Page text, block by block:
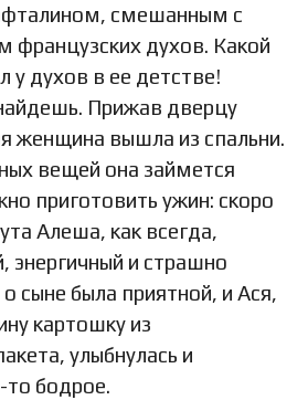
смешанным с
французских духов. Какой
у духов в ее детстве!
Прижав дверцу
женщина вышла из спальни.
вещей она займется
приготовить ужин: скоро
Алеша, как всегда,
энергичный и страшно
сыне была приятной, и Ася,
картошку из
улыбнулась и
то бодрое.